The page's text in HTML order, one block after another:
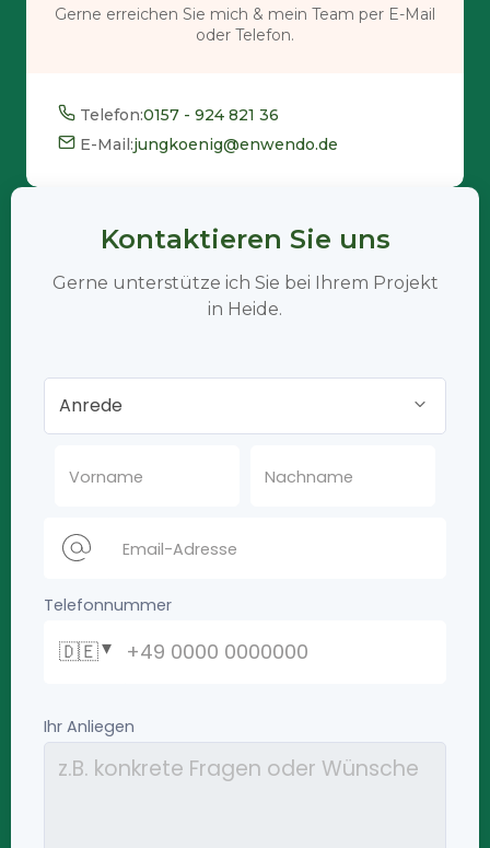
Gerne erreichen Sie mich & mein Team per E-Mail
oder Telefon.
Telefon:0157 - 924 821 36
E-Mail:jungkoenig@enwendo.de
Kontaktieren Sie uns
Gerne unterstütze ich Sie bei Ihrem Projekt
in Heide.